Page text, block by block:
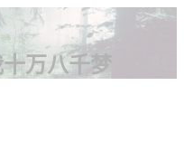
十万八千梦